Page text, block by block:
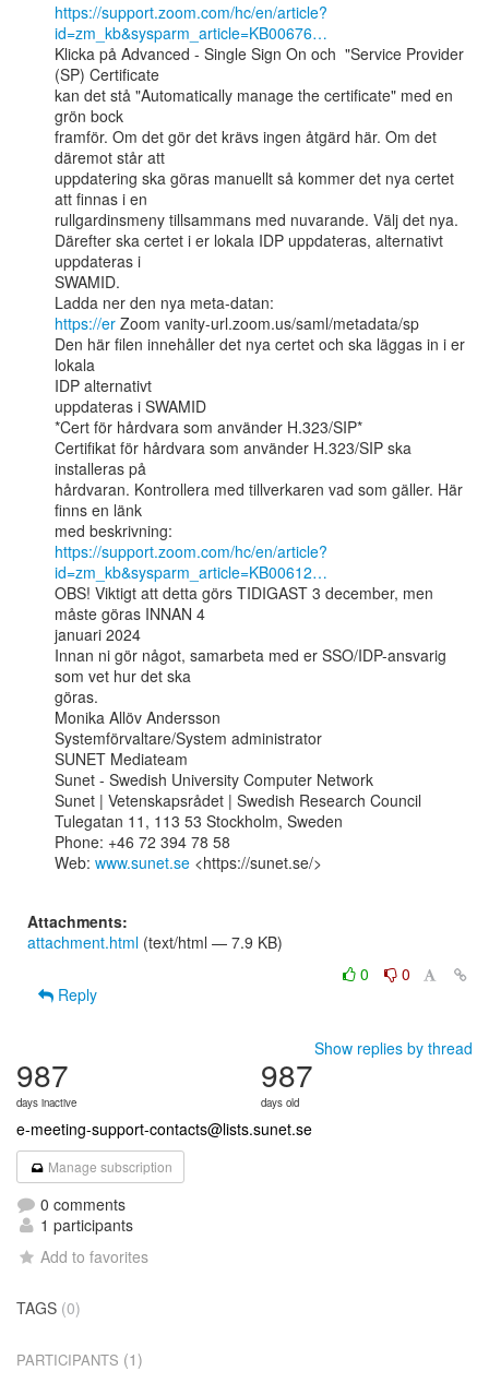
https://support.zoom.com/hc/en/article?
id=zm_kb&sysparm_article=KB00676…
Klicka på Advanced - Single Sign On och  "Service Provider
(SP) Certificate
kan det stå "Automatically manage the certificate" med en
grön bock
framför. Om det gör det krävs ingen åtgärd här. Om det
däremot står att
uppdatering ska göras manuellt så kommer det nya certet
att finnas i en
rullgardinsmeny tillsammans med nuvarande. Välj det nya.
Därefter ska certet i er lokala IDP uppdateras, alternativt
uppdateras i
SWAMID.
https://er Zoom vanity-url.zoom.us/saml/metadata/sp
Den här filen innehåller det nya certet och ska läggas in i er
lokala
IDP alternativt
uppdateras i SWAMID
*Cert för hårdvara som använder H.323/SIP*
Certifikat för hårdvara som använder H.323/SIP ska
installeras på
hårdvaran. Kontrollera med tillverkaren vad som gäller. Här
finns en länk
https://support.zoom.com/hc/en/article?
id=zm_kb&sysparm_article=KB00612…
OBS! Viktigt att detta görs TIDIGAST 3 december, men
måste göras INNAN 4
januari 2024
Innan ni gör något, samarbeta med er SSO/IDP-ansvarig
som vet hur det ska
göras.
Monika Allöv Andersson
Systemförvaltare/System administrator
SUNET Mediateam
Sunet - Swedish University Computer Network
Sunet | Vetenskapsrådet | Swedish Research Council
Tulegatan 11, 113 53 Stockholm, Sweden
Phone: +46 72 394 78 58
Web: www.sunet.se <https://sunet.se/>
Attachments:
attachment.html (text/html — 7.9 KB)
0
0
Reply
Show replies by thread
987
days inactive
987
days old
e-meeting-support-contacts@lists.sunet.se
Manage subscription
0 comments
1 participants
Add to favorites
TAGS (0)
PARTICIPANTS (1)